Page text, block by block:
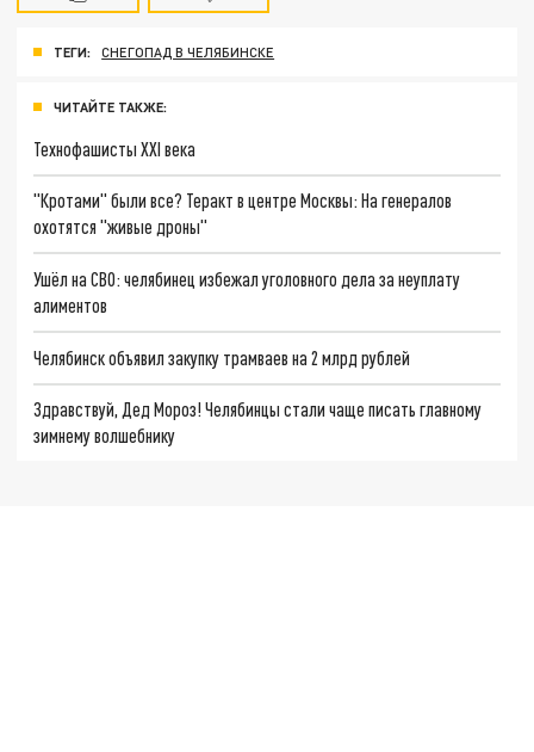
ТЕГИ: СНЕГОПАД В ЧЕЛЯБИНСКЕ
ЧИТАЙТЕ ТАКЖЕ:
Технофашисты XXI века
"Кротами" были все? Теракт в центре Москвы: На генералов
охотятся "живые дроны"
Ушёл на СВО: челябинец избежал уголовного дела за неуплату
алиментов
Челябинск объявил закупку трамваев на 2 млрд рублей
Здравствуй, Дед Мороз! Челябинцы стали чаще писать главному
зимнему волшебнику